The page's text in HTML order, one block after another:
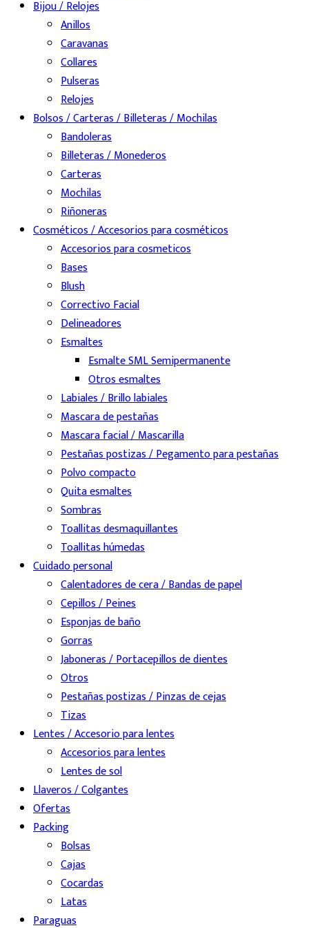
Bijou / Relojes
Anillos
Caravanas
Collares
Pulseras
Relojes
Bolsos / Carteras / Billeteras / Mochilas
Bandoleras
Billeteras / Monederos
Carteras
Mochilas
Riñoneras
Cosméticos / Accesorios para cosméticos
Accesorios para cosmeticos
Bases
Blush
Correctivo Facial
Delineadores
Esmaltes
Esmalte SML Semipermanente
Otros esmaltes
Labiales / Brillo labiales
Mascara de pestañas
Mascara facial / Mascarilla
Pestañas postizas / Pegamento para pestañas
Polvo compacto
Quita esmaltes
Sombras
Toallitas desmaquillantes
Toallitas húmedas
Cuidado personal
Calentadores de cera / Bandas de papel
Cepillos / Peines
Esponjas de baño
Gorras
Jaboneras / Portacepillos de dientes
Otros
Pestañas postizas / Pinzas de cejas
Tizas
Lentes / Accesorio para lentes
Accesorios para lentes
Lentes de sol
Llaveros / Colgantes
Ofertas
Packing
Bolsas
Cajas
Cocardas
Latas
Paraguas